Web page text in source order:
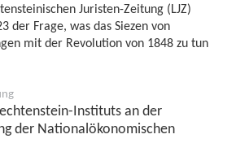
Juristen-Zeitung (LJZ)
der Frage, was das Siezen von
mit der Revolution von 1848 zu tun
Instituts an der
der Nationalökonomischen